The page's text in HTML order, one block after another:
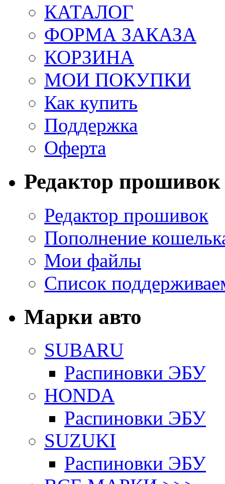
КАТАЛОГ
ФОРМА ЗАКАЗА
КОРЗИНА
МОИ ПОКУПКИ
Как купить
Поддержка
Оферта
Редактор прошивок
Редактор прошивок
Пополнение
Мои файлы
Список
Марки авто
SUBARU
Распиновки ЭБУ
HONDA
Распиновки ЭБУ
SUZUKI
Распиновки ЭБУ